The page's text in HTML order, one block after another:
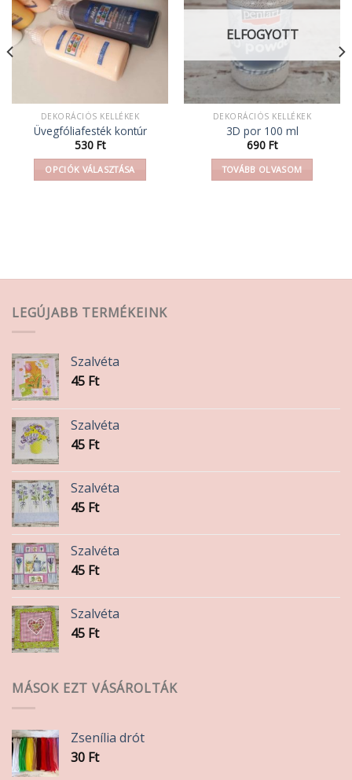
DEKORÁCIÓS KELLÉKEK
Üvegfóliafesték kontúr
530 Ft
OPCIÓK VÁLASZTÁSA
változatok
a
ki
ELFOGYOTT
DEKORÁCIÓS KELLÉKEK
3D por 100 ml
690 Ft
TOVÁBB OLVASOM
LEGÚJABB TERMÉKEINK
Szalvéta
45 Ft
Szalvéta
45 Ft
Szalvéta
45 Ft
Szalvéta
45 Ft
Szalvéta
45 Ft
MÁSOK EZT VÁSÁROLTÁK
Zsenília drót
30 Ft